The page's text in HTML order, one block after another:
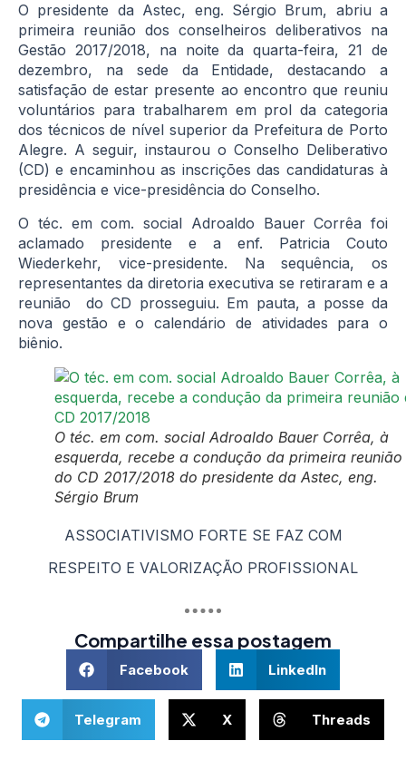
O presidente da Astec, eng. Sérgio Brum, abriu a
primeira reunião dos conselheiros deliberativos na
Gestão 2017/2018, na noite da quarta-feira, 21 de
dezembro, na sede da Entidade, destacando a
satisfação de estar presente ao encontro que reuniu
voluntários para trabalharem em prol da categoria
dos técnicos de nível superior da Prefeitura de Porto
Alegre. A seguir, instaurou o Conselho Deliberativo
(CD) e encaminhou as inscrições das candidaturas à
presidência e vice-presidência do Conselho.
O téc. em com. social Adroaldo Bauer Corrêa foi
aclamado presidente e a enf. Patricia Couto
Wiederkehr, vice-presidente. Na sequência, os
representantes da diretoria executiva se retiraram e a
reunião do CD prosseguiu. Em pauta, a posse da
nova gestão e o calendário de atividades para o
biênio.
O téc. em com. social Adroaldo Bauer Corrêa, à
esquerda, recebe a condução da primeira reunião
do CD 2017/2018 do presidente da Astec, eng.
Sérgio Brum
ASSOCIATIVISMO FORTE SE FAZ COM
RESPEITO E VALORIZAÇÃO PROFISSIONAL
Compartilhe essa postagem
Facebook LinkedIn
Telegram X Threads